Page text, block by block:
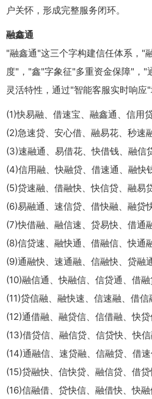
户关怀，形成完整服务闭环。
融鑫通
"融鑫通"这三个字构建信任体系，"
度"，"鑫"字象征"多重资金保障"，"
灵活特性，通过"智能客服实时响应"
(1)快易融、借速宝、融鑫通、信用
(2)急速贷、安心借、融易花、秒速
(3)速融通、易借花、快借钱、融信
(4)信用融、快融贷、借速通、融快
(5)贷速融、借融快、快信贷、融易
(6)易融通、速信贷、借快融、融贷
(7)快借融、融信速、贷易快、借通
(8)信贷速、融快通、借融信、快通
(9)通融快、速通融、信融快、贷融
(10)融信通、快融信、信贷通、借
(11)贷信融、融快速、信速融、借
(12)通借融、融贷信、信借融、快
(13)借贷信、融信贷、信贷快、快
(14)通融信、速贷融、信融贷、借
(15)贷融快、信快贷、融信贷、借
(16)信融借、贷快信、融借快、快